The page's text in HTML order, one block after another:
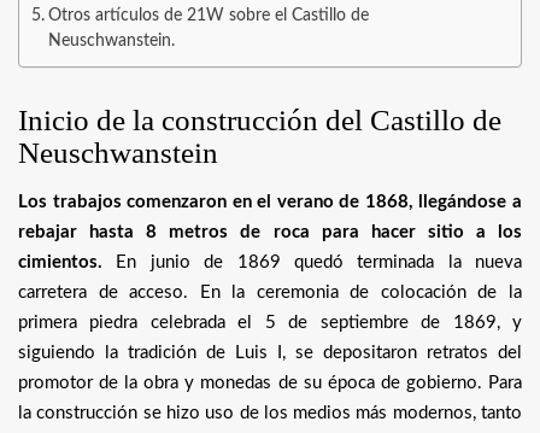
Otros artículos de 21W sobre el Castillo de
Neuschwanstein.
Inicio de la construcción del Castillo de
Neuschwanstein
Los trabajos comenzaron en el verano de 1868, llegándose a
rebajar hasta 8 metros de roca para hacer sitio a los
cimientos. En junio de 1869 quedó terminada la nueva
carretera de acceso. En la ceremonia de colocación de la
primera piedra celebrada el 5 de septiembre de 1869, y
siguiendo la tradición de Luis I, se depositaron retratos del
promotor de la obra y monedas de su época de gobierno. Para
la construcción se hizo uso de los medios más modernos, tanto